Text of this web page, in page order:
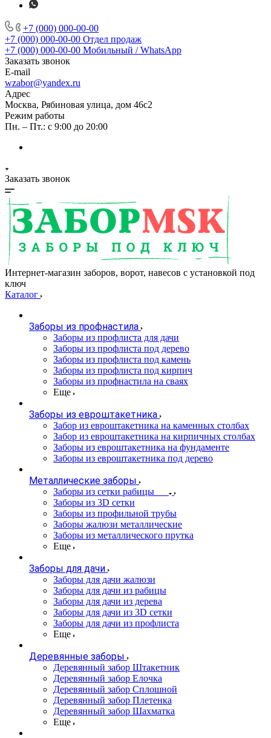
+7 (000) 000-00-00
+7 (000) 000-00-00 Отдел продаж
+7 (000) 000-00-00 Мобильный / WhatsApp
Заказать звонок
E-mail
wzabor@yandex.ru
Адрес
Москва, Рябиновая улица, дом 46с2
Режим работы
Пн. – Пт.: с 9:00 до 20:00
Заказать звонок
Интернет-магазин заборов, ворот, навесов с установкой под
ключ
Каталог
Заборы из профнастила
Заборы из профлиста для дачи
Заборы из профлиста под дерево
Заборы из профлиста под камень
Заборы из профлиста под кирпич
Заборы из профнастила на сваях
Еще
Заборы из евроштакетника
Забор из евроштакетника на каменных столбах
Забор из евроштакетника на кирпичных столбах
Заборы из евроштакетника на фундаменте
Заборы из евроштакетника под дерево
Металлические заборы
Заборы из сетки рабицы
Заборы из 3D сетки
Заборы из профильной трубы
Заборы жалюзи металлические
Заборы из металлического прутка
Еще
Заборы для дачи
Заборы для дачи жалюзи
Заборы для дачи из рабицы
Заборы для дачи из дерева
Заборы для дачи из 3D сетки
Заборы для дачи из профлиста
Еще
Деревянные заборы
Деревянный забор Штакетник
Деревянный забор Елочка
Деревянный забор Сплошной
Деревянный забор Плетенка
Деревянный забор Шахматка
Еще